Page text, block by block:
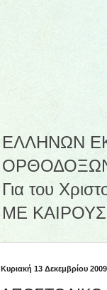
ΕΛΛΗΝΩΝ
ΟΡΘΟΔΟΞΩΝ
Για του
ΜΕ
Κυριακή 13 Δεκεμβρίου 2009